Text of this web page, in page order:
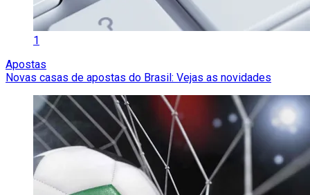
1
Apostas
Novas casas de apostas do Brasil: Vejas as novidades